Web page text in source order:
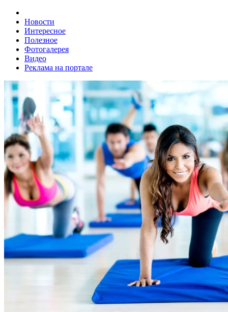
Новости
Интересное
Полезное
Фотогалерея
Видео
Реклама на портале